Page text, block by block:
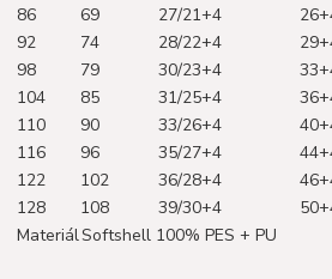
86
69 27/21+4
92
74 28/22+4
98
79 30/23+4
104
85 31/25+4
110
90 33/26+4
116
96 35/27+4
122
102 36/28+4
128
108 39/30+4
MateriálSoftshell 100% PES + PU